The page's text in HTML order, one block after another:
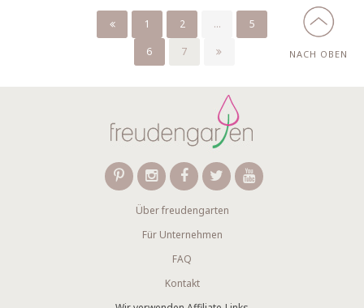
1 2 ...
5
6
7 NACH OBEN
Über freudengarten
Für Unternehmen
FAQ
Kontakt